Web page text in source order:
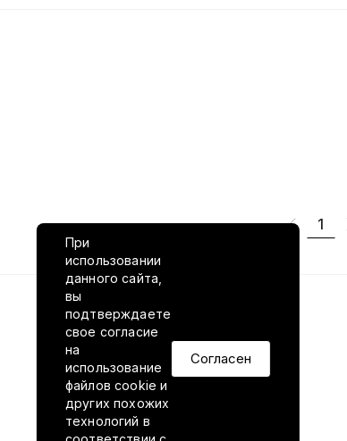
1
При
использовании
данного сайта,
вы
подтверждаете
свое согласие
на
использование
файлов cookie и
других похожих
технологий в
Согласен
VILED в соцсетях